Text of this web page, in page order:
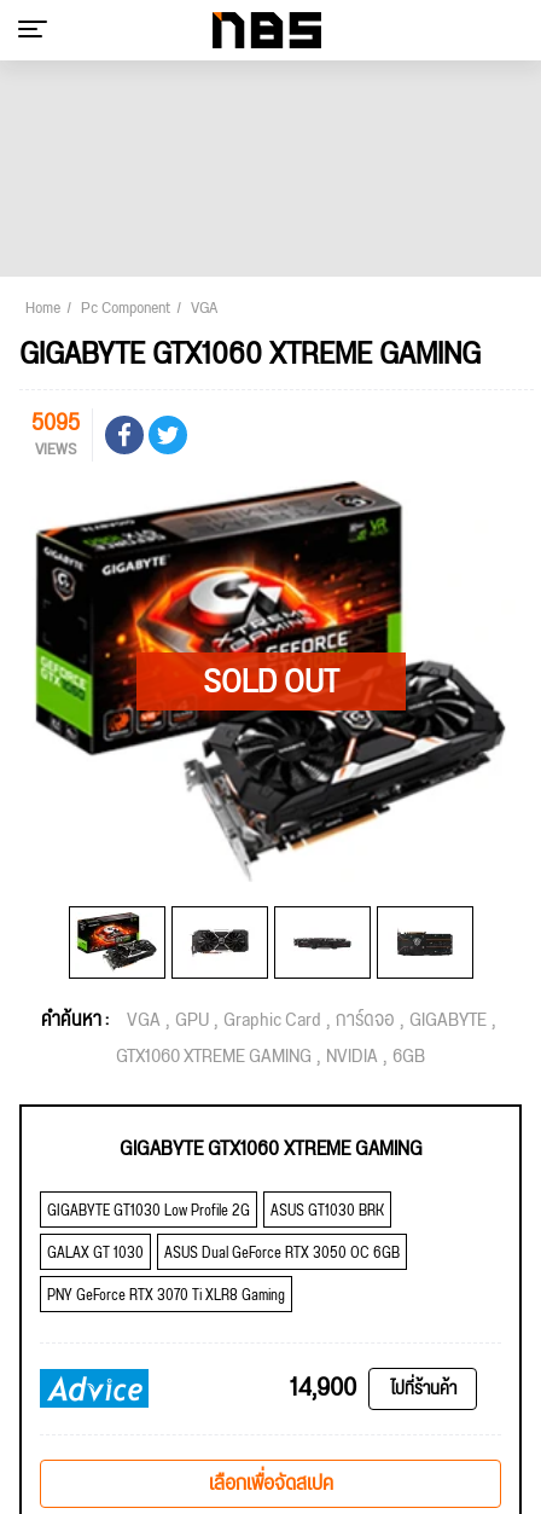
Home Pc Component VGA
GIGABYTE GTX1060 XTREME GAMING
5095
VIEWS
คำค้นหา : VGA GPU Graphic Card การ์ดจอ GIGABYTE
GTX1060 XTREME GAMING NVIDIA 6GB
GIGABYTE GTX1060 XTREME GAMING
GIGABYTE GT1030 Low Profile 2G
ASUS GT1030 BRK
GALAX GT 1030
ASUS Dual GeForce RTX 3050 OC 6GB
PNY GeForce RTX 3070 Ti XLR8 Gaming
14,900 ไปที่ร้านค้า
เลือกเพื่อจัดสเปค